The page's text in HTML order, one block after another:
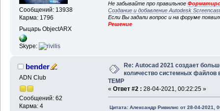
Сообщений: 13938
Карма: 1796
Рыцарь ObjectARX
Skype:
Не забывайте про правильное
Создание и добавление Autodesk
Если Вы задали вопрос и на форуме
Решение
bender
ADN Club
Сообщений: 62
Карма: 4
Re: Autocad 2021 создает
количество системных файлов
TEMP
« Ответ #2 : 28-04-2021, 00:22:25 »
Цитата: Александр Ривилис от 28-04-2021,